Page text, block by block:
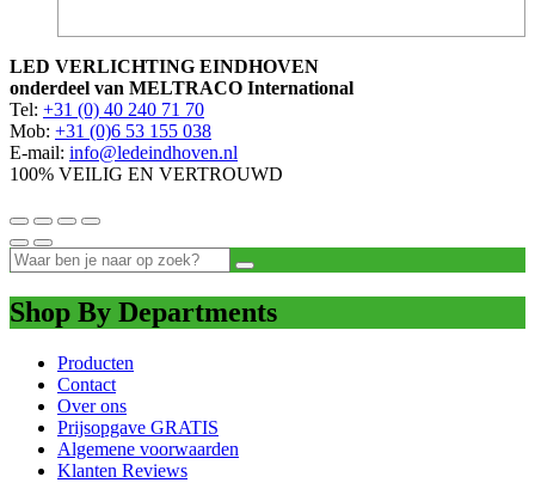
LED VERLICHTING EINDHOVEN
onderdeel van MELTRACO International
Tel: +31 (0) 40 240 71 70
Mob: +31 (0)6 53 155 038
E-mail: info@ledeindhoven.nl
100% VEILIG EN VERTROUWD
Shop By Departments
Producten
Contact
Over ons
Prijsopgave GRATIS
Algemene voorwaarden
Klanten Reviews